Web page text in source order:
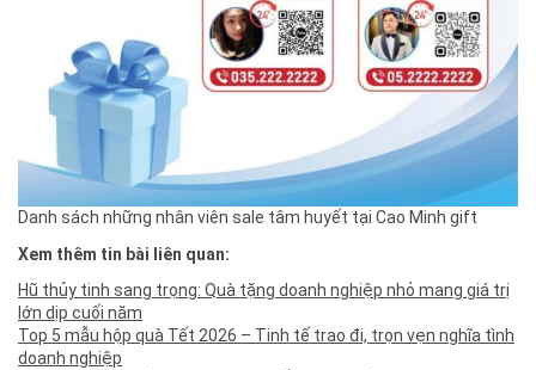
Danh sách những nhân viên sale tâm huyết tại Cao Minh gift
Xem thêm tin bài liên quan:
Hũ thủy tinh sang trọng: Quà tặng doanh nghiệp nhỏ mang giá trị
lớn dịp cuối năm
Top 5 mẫu hộp quà Tết 2026 – Tinh tế trao đi, trọn vẹn nghĩa tình
doanh nghiệp